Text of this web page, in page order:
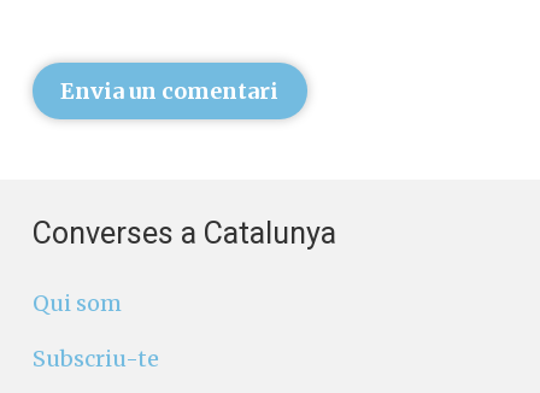
Envia un comentari
Converses a Catalunya
Qui som
Subscriu-te